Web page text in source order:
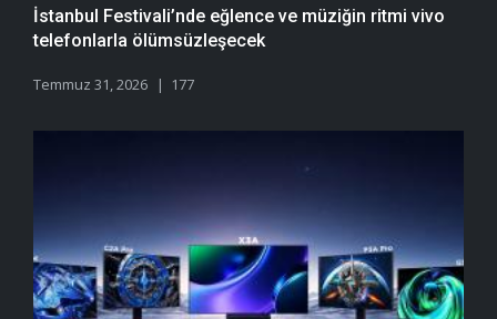
İstanbul Festivali’nde eğlence ve müziğin ritmi vivo
telefonlarla ölümsüzleşecek
Temmuz 31, 2026 177